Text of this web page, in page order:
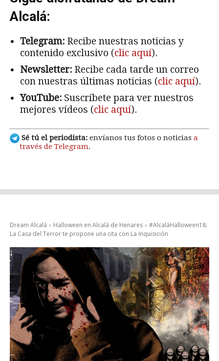
Alcalá:
Telegram: Recibe nuestras noticias y
contenido exclusivo (clic aquí).
Newsletter: Recibe cada tarde un correo
con nuestras últimas noticias (clic aquí).
YouTube: Suscríbete para ver nuestros
mejores vídeos (clic aquí).
Sé tú el periodista: envíanos tus fotos o noticias a
través de Telegram.